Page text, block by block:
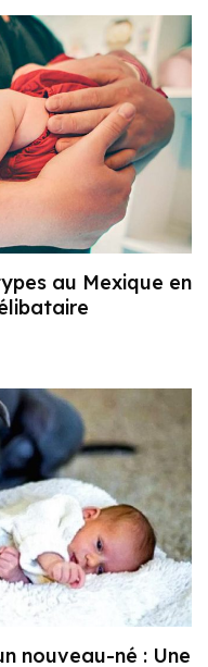
au Mexique en
nouveau-né : Une